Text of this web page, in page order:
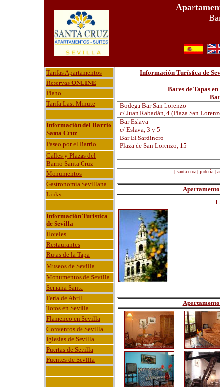
Tarifas Apartamentos
Reservas ONLINE
Plano
Tarifa Last Minute
Información del Barrio
Santa Cruz
Paseo por el Barrio
Calles y Plazas del
Barrio Santa Cruz
Monumentos
Gastronomía Sevillana
Links
Información Turística
de Sevilla
Hoteles
Restaurantes
Rutas de la Tapa
Museos de Sevilla
Monumentos de Sevilla
Semana Santa
Feria de Abril
Toros en Sevilla
Flamenco en Sevilla
Conventos de Sevilla
Iglesias de Sevilla
Puertas de Sevilla
Puentes de Sevilla
Información Turística de
Bares de Tapas
Bodega Bar San Lorenzo
c/ Juan Rabadán, 4 (Plaza San
Bar Eslava
c/ Eslava, 3 y 5
Bar El Sardinero
Plaza de San Lorenzo, 15
| santa cruz | judería |